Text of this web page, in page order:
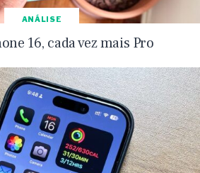
ANÁLISE
16, cada vez mais Pro